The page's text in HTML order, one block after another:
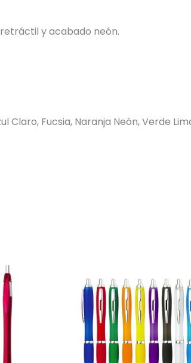
y acabado neón.
Claro, Fucsia, Naranja Neón, Verde